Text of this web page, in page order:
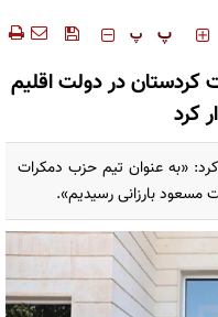
‍‍‍ پ پ
کردستان در دولت اقلیم
کرد
«به عنوان تیم حزب دمکرات
مسعود بارزانی رسیدیم».